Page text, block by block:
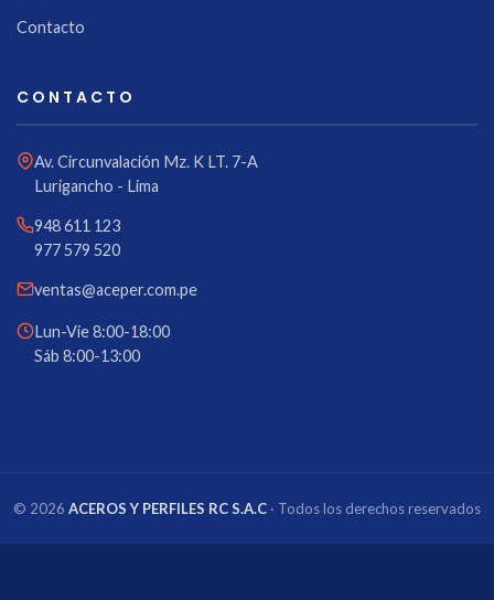
Contacto
CONTACTO
Av. Circunvalación Mz. K LT. 7-A
Lurigancho - Lima
948 611 123
977 579 520
ventas@aceper.com.pe
Lun-Vie 8:00-18:00
Sáb 8:00-13:00
© 2026 ACEROS Y PERFILES RC S.A.C · Todos los derechos reservados